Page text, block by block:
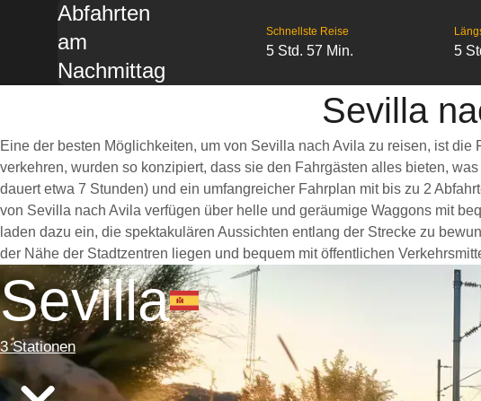
Abfahrten
am
Nachmittag
Schnellste Reise
5 Std. 57 Min. 5
Sevilla
Eine der besten Möglichkeiten, um von Sevilla nach Avila zu reisen, ist
verkehren, wurden so konzipiert, dass sie den Fahrgästen alles bieten,
dauert etwa 7 Stunden) und ein umfangreicher Fahrplan mit bis zu 2
von Sevilla nach Avila verfügen über helle und geräumige Waggons mit
laden dazu ein, die spektakulären Aussichten entlang der Strecke zu
der Nähe der Stadtzentren liegen und bequem mit öffentlichen
Sevilla
3 Stationen